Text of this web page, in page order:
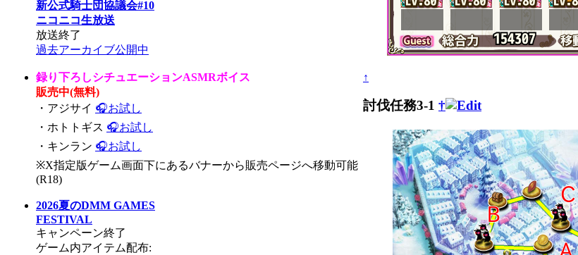
新公式騎士団協議会#10
ニコニコ生放送
放送終了
過去アーカイブ公開中
録り下ろしシチュエーションASMRボイス
販売中(無料)
・アジサイ 🎧お試し
・ホトトギス 🎧お試し
・キンラン 🎧お試し
※X指定版ゲーム画面下にあるバナーから販売ページへ移動可能
(R18)
2026夏のDMM GAMES
FESTIVAL
キャンペーン終了
ゲーム内アイテム配布:
↑
討伐任務3-1 †